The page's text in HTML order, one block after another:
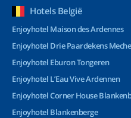
Hotels België
Enjoyhotel Maison des Ardennes
Enjoyhotel Drie Paardekens
Enjoyhotel Eburon Tongeren
Enjoyhotel L’Eau Vive Ardennen
Enjoyhotel Corner House
Enjoyhotel Blankenberge